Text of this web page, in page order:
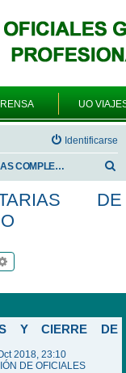
UO
Identificarse
NORMAS COMPLEMENTARIAS DE INTERVENCION EN EL FORO
s
DE
Y CIERRE DE
2018, 23:10
DE OFICIALES